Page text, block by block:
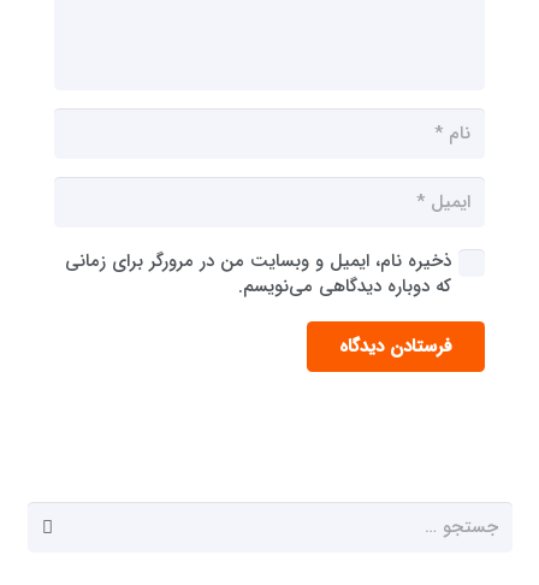
ذخیره نام، ایمیل و وبسایت من در مرورگر برای زمانی
که دوباره دیدگاهی می‌نویسم.
فرستادن دیدگاه
جستجو